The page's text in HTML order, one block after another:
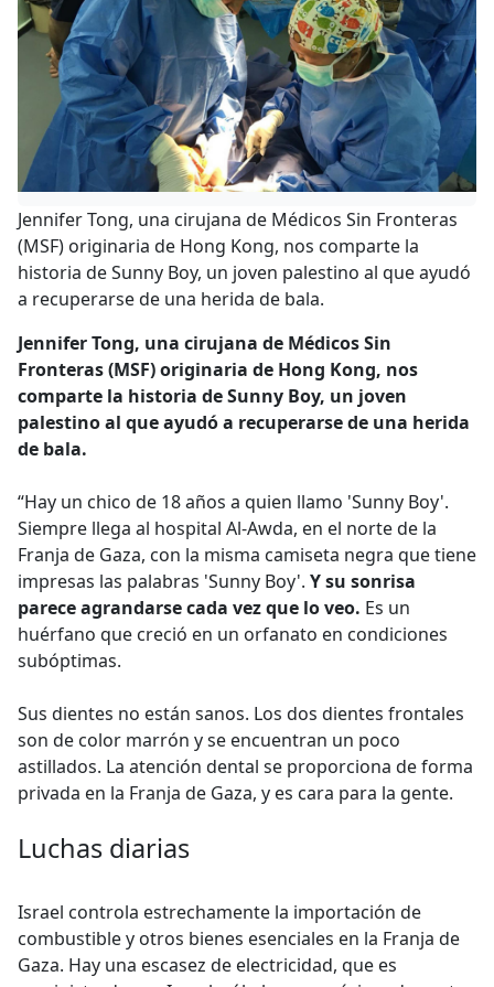
Jennifer Tong, una cirujana de Médicos Sin Fronteras
(MSF) originaria de Hong Kong, nos comparte la
historia de Sunny Boy, un joven palestino al que ayudó
a recuperarse de una herida de bala.
Jennifer Tong, una cirujana de Médicos Sin
Fronteras (MSF) originaria de Hong Kong, nos
comparte la historia de Sunny Boy, un joven
palestino al que ayudó a recuperarse de una herida
de bala.
“Hay un chico de 18 años a quien llamo 'Sunny Boy'.
Siempre llega al hospital Al-Awda, en el norte de la
Franja de Gaza, con la misma camiseta negra que tiene
impresas las palabras 'Sunny Boy'. Y su sonrisa
parece agrandarse cada vez que lo veo. Es un
huérfano que creció en un orfanato en condiciones
subóptimas.
Sus dientes no están sanos. Los dos dientes frontales
son de color marrón y se encuentran un poco
astillados. La atención dental se proporciona de forma
privada en la Franja de Gaza, y es cara para la gente.
Luchas diarias
Israel controla estrechamente la importación de
combustible y otros bienes esenciales en la Franja de
Gaza. Hay una escasez de electricidad, que es